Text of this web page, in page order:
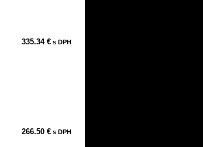
335.34 € s DPH
266.50 € s DPH